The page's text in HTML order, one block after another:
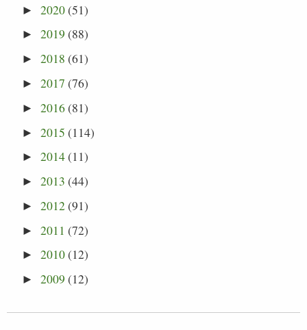
►2020(51)
►2019 (88)
►2018 (61)
►2017 (76)
►2016(81)
►2015 (114)
►2014(11)
►2013 (44)
►2012(91)
►2011 (72)
►2010(12)
►2009 (12)